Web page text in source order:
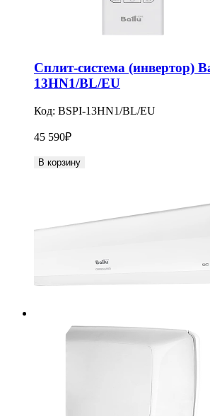
Сплит-система (инвертор)
13HN1/BL/EU
Код: BSPI-13HN1/BL/EU
45 590₽
В корзину